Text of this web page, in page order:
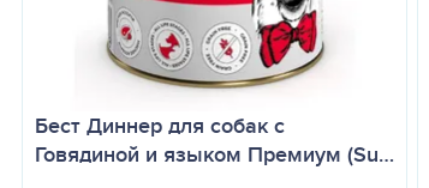
Бест Диннер для собак с
Говядиной и языком Премиум (Su…